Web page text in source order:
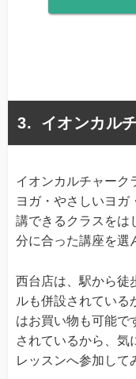
イオンカル
イオンカルチャーク
ヨガ・やさしいヨガ
講できるクラスをは
分に合った講座を選
西台店は、駅から徒
ルも併設されている
はお買い物も可能で
されているから、気
レッスンへ参加して